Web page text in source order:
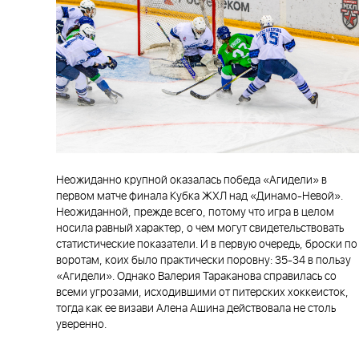
Неожиданно крупной оказалась победа «Агидели» в
первом матче финала Кубка ЖХЛ над «Динамо-Невой».
Неожиданной, прежде всего, потому что игра в целом
носила равный характер, о чем могут свидетельствовать
статистические показатели. И в первую очередь, броски по
воротам, коих было практически поровну: 35-34 в пользу
«Агидели». Однако Валерия Тараканова справилась со
всеми угрозами, исходившими от питерских хоккеисток,
тогда как ее визави Алена Ашина действовала не столь
уверенно.